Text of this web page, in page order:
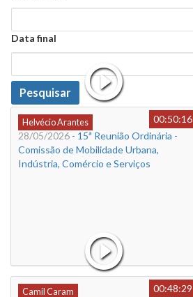
Data
Data final
Data
Pesquisar
Helvécio Arantes
00:50:16
28/05/2026 - 15ª Reunião Ordinária -
Comissão de Mobilidade Urbana,
Indústria, Comércio e Serviços
Camil Caram
00:48:29